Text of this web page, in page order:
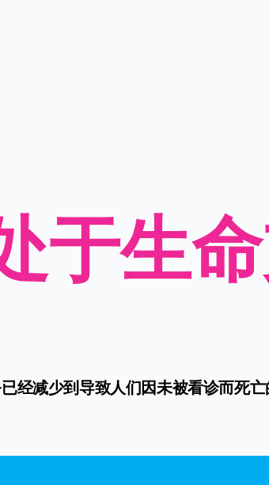
于生
经减少到导致人们因未被看诊而死